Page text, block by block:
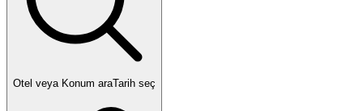
Otel veya Konum araTarih seç